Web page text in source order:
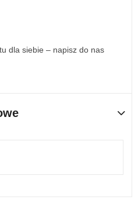
dla siebie – napisz do nas